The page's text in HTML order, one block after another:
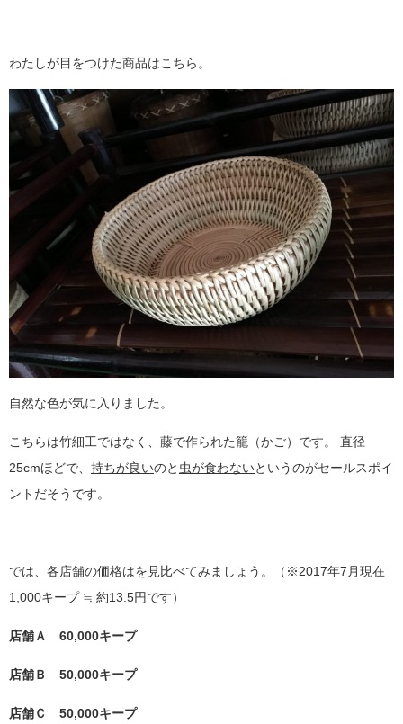
わたしが目をつけた商品はこちら。
自然な色が気に入りました。
こちらは竹細工ではなく、藤で作られた籠（かご）です。 直径
25cmほどで、 持ちが良いのと 虫が食わない というのがセールスポイ
ントだそうです。
では、各店舗の価格はを見比べてみましょう。（※2017年7月現在
1,000キープ ≒ 約13.5円です）
店舗Ａ 60,000キープ
店舗Ｂ 50,000キープ
店舗Ｃ 50,000キープ